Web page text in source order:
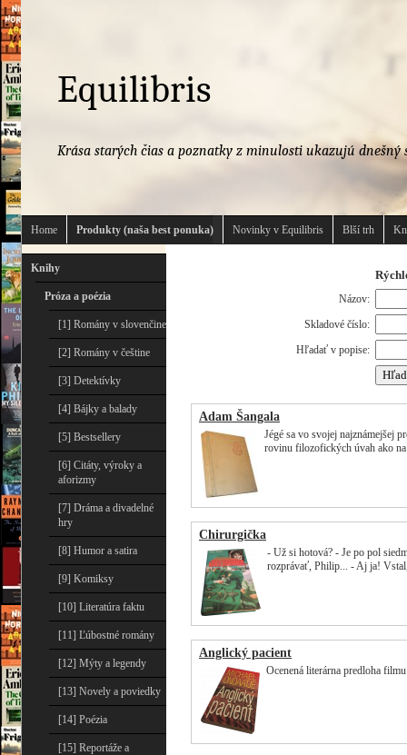
Equilibris
Krása starých čias a poznatky z minulosti ukazujú dnešný
Home Produkty (naša best ponuka) Novinky v Equilibris Blší trh
Knihy
Próza a poézia
[1] Romány v slovenčine
[2] Romány v češtine
[3] Detektívky
[4] Bájky a balady
[5] Bestsellery
[6] Citáty, výroky a
aforizmy
[7] Dráma a divadelné
hry
[8] Humor a satira
[9] Komiksy
[10] Literatúra faktu
[11] Ľúbostné romány
[12] Mýty a legendy
[13] Novely a poviedky
[14] Poézia
[15] Reportáže a
Názov:
Skladové číslo:
Hľadať v popise:
Adam Šangala
Jégé sa vo svojej najznámejšej
rovinu filozofických úvah ako
Chirurgička
- Už si hotová? - Je po pol
rozprávať, Philip... - Aj ja!
Anglický pacient
Ocenená literárna predloha